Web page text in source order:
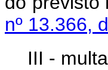
nº 13.366,
III -